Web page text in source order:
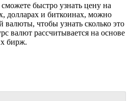
быстро узнать цену на
долларах и биткоинах, можно
валюты, чтобы узнать сколько это
валют рассчитывается на основе
бирж.